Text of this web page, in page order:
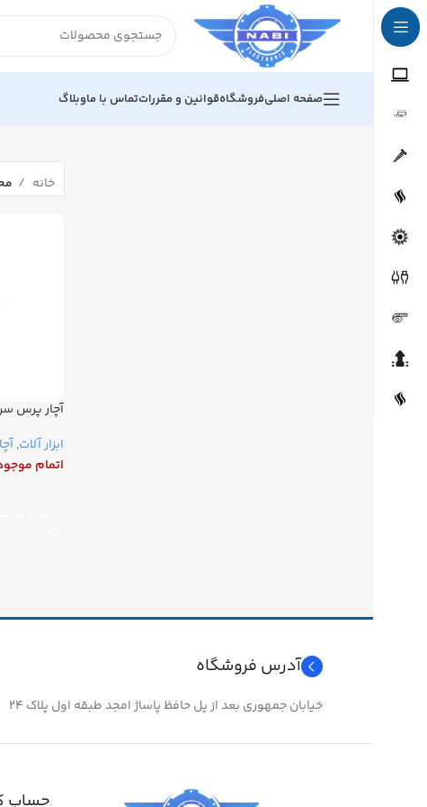
صفحه اصلیفروشگاهقوانین و مقرراتتماس با ماوبلاگ
خانه
آچار پرس
ابزار آلات,
اتمام
آدرس فروشگاه
خیابان جمهوری بعد از پل حافظ پاساژ امجد طبقه اول پلاک ۲۴
حساب